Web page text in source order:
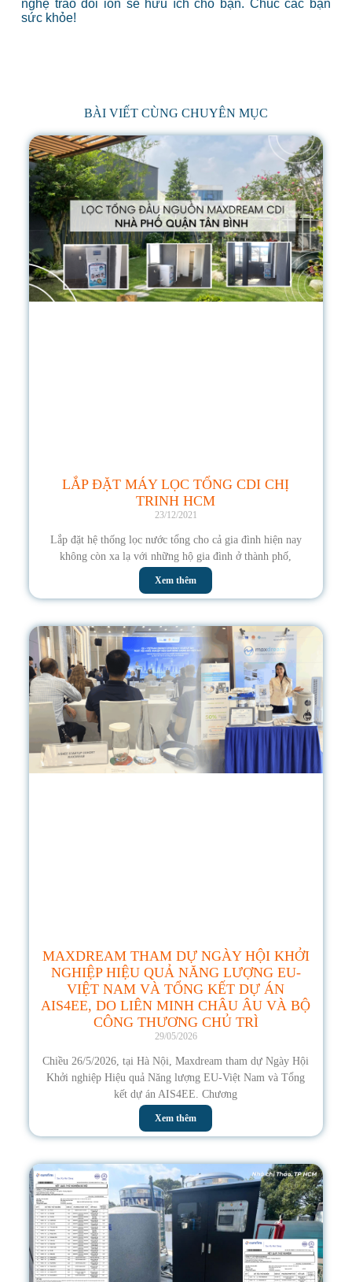
nghệ trao đổi ion sẽ hữu ích cho bạn. Chúc các bạn
sức khỏe!
BÀI VIẾT CÙNG CHUYÊN MỤC
LẮP ĐẶT MÁY LỌC TỔNG CDI CHỊ
TRINH HCM
23/12/2021
Lắp đặt hệ thống lọc nước tổng cho cả gia đình hiện nay
không còn xa lạ với những hộ gia đình ở thành phố,
Xem thêm
MAXDREAM THAM DỰ NGÀY HỘI KHỞI
NGHIỆP HIỆU QUẢ NĂNG LƯỢNG EU-
VIỆT NAM VÀ TỔNG KẾT DỰ ÁN
AIS4EE, DO LIÊN MINH CHÂU ÂU VÀ BỘ
CÔNG THƯƠNG CHỦ TRÌ
29/05/2026
Chiều 26/5/2026, tại Hà Nội, Maxdream tham dự Ngày Hội
Khởi nghiệp Hiệu quả Năng lượng EU-Việt Nam và Tổng
kết dự án AIS4EE. Chương
Xem thêm